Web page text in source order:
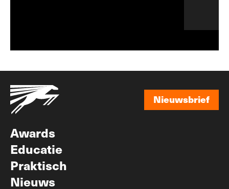
Nieuwsbrief
Awards
Educatie
Praktisch
Nieuws